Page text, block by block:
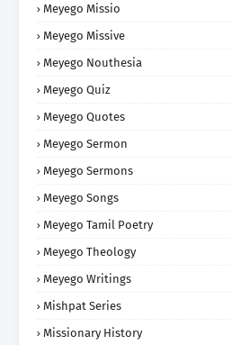
Meyego Missio
Meyego Missive
Meyego Nouthesia
Meyego Quiz
Meyego Quotes
Meyego Sermon
Meyego Sermons
Meyego Songs
Meyego Tamil Poetry
Meyego Theology
Meyego Writings
Mishpat Series
Missionary History